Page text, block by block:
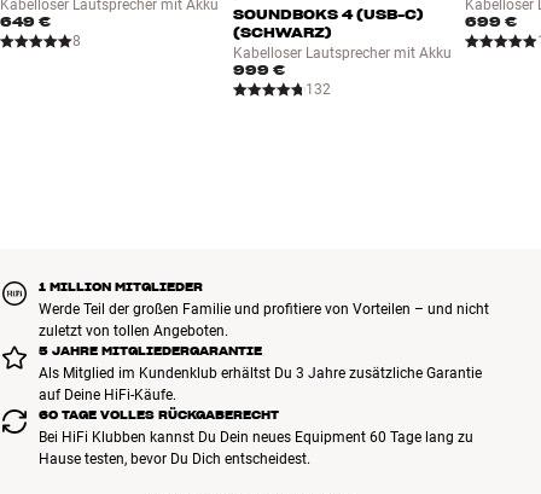
Dir unzählige kreative Einsatzmöglichkeiten!
Mehr von Marshall
Integrierte Class-D Verstärker: 2 x 100 Watt (Bass), 2 x 50 Watt
(Mittelton), 4 x 50 Watt (Hochton) (Messmethode nicht
Mitgeliefertes Zubehör: wiederaufladbarer USB-C Akku
52 % recycelter Kunststoff in den Plastikbauteilen
Kann über Steckdose spielen/geladen werden, Akku separat über
USB-C Ladegerät aufladbar (separat erhältlich)
Kann gleichzeitig aufgeladen und betrieben werden
USB-C Ladeausgang für Handy u. a. (5V/3A)
Zusatzakku separat erhältlich
Kabelloser Lautsprecher mit Akku
649 €
8
SOUNDBOKS 4 (USB-C)
(SCHWARZ)
Kabelloser Lautsprecher mit Akku
999 €
132
Kabelloser
699 €
1 MILLION MITGLIEDER
Werde Teil der großen Familie und profitiere von Vorteilen – und nicht
zuletzt von tollen Angeboten.
5 JAHRE MITGLIEDERGARANTIE
Als Mitglied im Kundenklub erhältst Du 3 Jahre zusätzliche Garantie
auf Deine HiFi-Käufe.
60 TAGE VOLLES RÜCKGABERECHT
Bei HiFi Klubben kannst Du Dein neues Equipment 60 Tage lang zu
Hause testen, bevor Du Dich entscheidest.